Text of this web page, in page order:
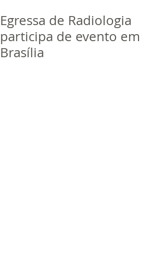
dor
Trabalhe Conosco
Egressa de Radiologia
participa de evento em
Brasília